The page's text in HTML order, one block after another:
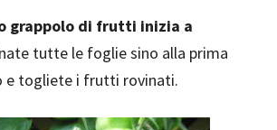
grappolo di frutti inizia a
tutte le foglie sino alla prima
e togliete i frutti rovinati.